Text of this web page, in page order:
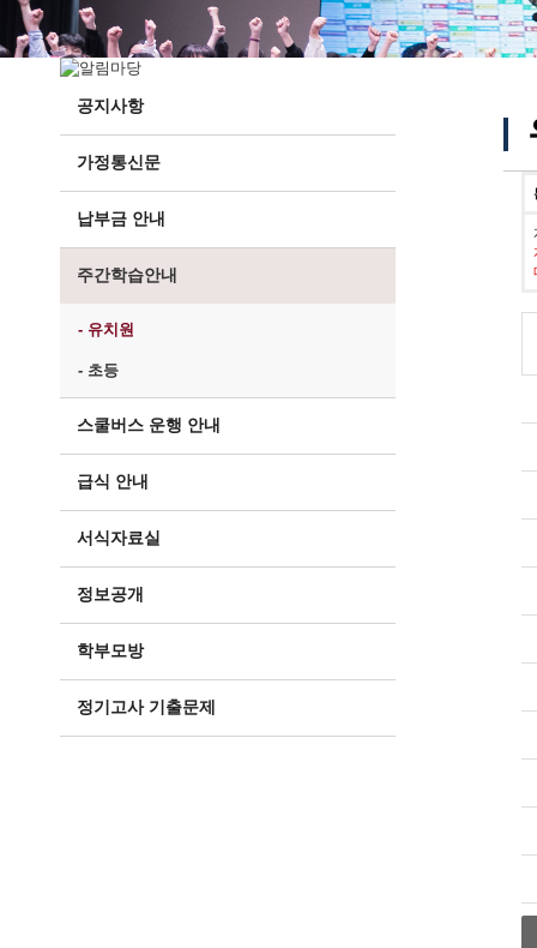
전경사진
공지사항
가정통신문
납부금 안내
주간학습안내
- 유치원
- 초등
스쿨버스 운행 안내
급식 안내
서식자료실
정보공개
학부모방
정기고사 기출문제